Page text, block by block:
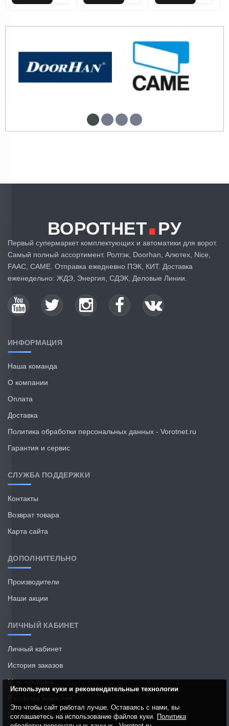
ВОРОТНЕТ.РУ
Первый супермаркет комплектующих и автоматики для ворот.
Самый полный ассортимент. Ролтэк, Doorhan, Алютех, Nice,
FAAC, CAME. Отправка ежедневно ПЭК, КИТ. Доставка
еженедельно: ЖДЭ, Энергия, СДЭК, Деловые Линии.
ИНФОРМАЦИЯ
Наша команда
О компании
Оплата
Доставка
Политика обработки персональных данных - Vorotnet.ru
Гарантия и сервис
СЛУЖБА ПОДДЕРЖКИ
Контакты
Возврат товара
Карта сайта
ДОПОЛНИТЕЛЬНО
Производители
Наши акции
ЛИЧНЫЙ КАБИНЕТ
Личный кабинет
История заказов
Мои закладки
E-mail: info@vorotnet.ru
Используем куки и рекомендательные технологии
Это чтобы сайт работал лучше. Оставаясь с нами, вы
соглашаетесь на использование файлов куки. Политика